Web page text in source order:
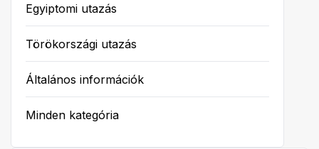
Egyiptomi utazás
Törökországi utazás
Általános információk
Minden kategória